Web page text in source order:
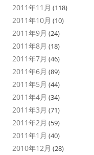
2011年11月 (118)
2011年10月 (10)
2011年9月 (24)
2011年8月 (18)
2011年7月 (46)
2011年6月 (89)
2011年5月 (44)
2011年4月 (34)
2011年3月 (71)
2011年2月 (59)
2011年1月 (40)
2010年12月 (28)